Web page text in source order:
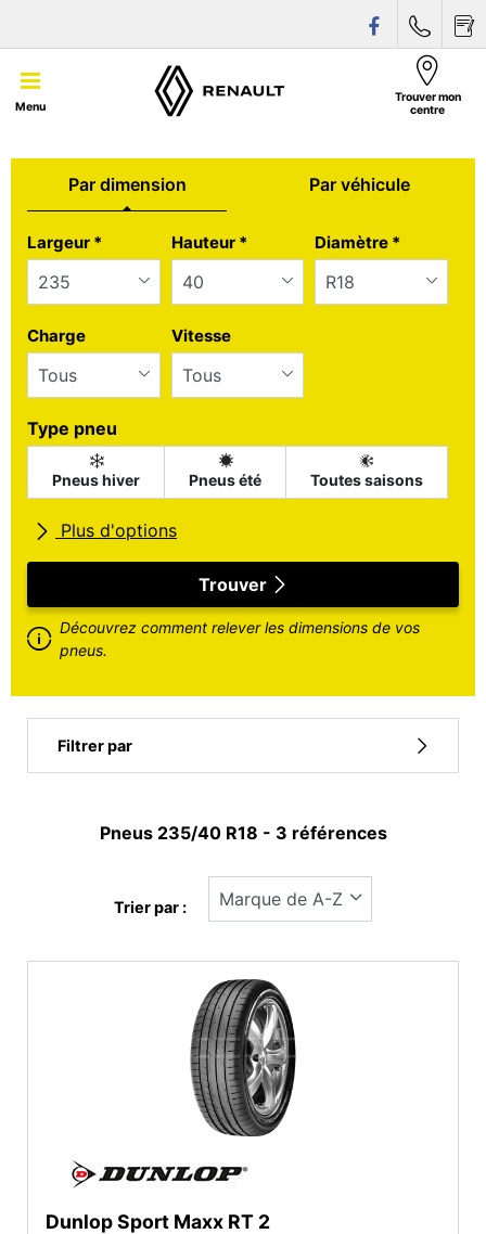
Menu
Trouver mon
centre
Par dimension Par véhicule
Tab updated: Par dimension
Largeur * Hauteur * Diamètre *
Charge Vitesse
Type pneu
Pneus hiver Pneus été Toutes saisons
Plus d'options
Toutes marques
Type de véhicule
Run flat
Trouver
Découvrez comment relever les dimensions de vos
pneus.
Filtrer par
Type pneu
Hiver (0)
Toutes saisons (0)
Tous les types (3)
4x4 (0)
Camionnette (0)
Pneus ‎235/40 R18 - 3 références
Trier par :
Dunlop Sport Maxx RT 2